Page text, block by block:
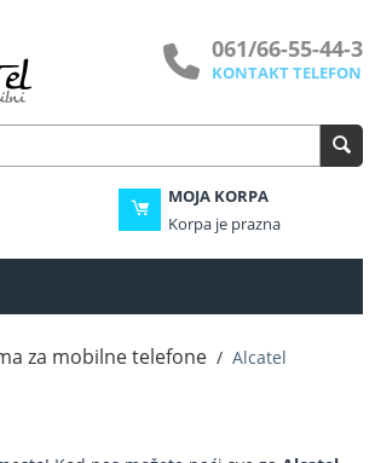
061/66-55-44-3
KONTAKT TELEFON
MOJA KORPA
Korpa je prazna
za mobilne telefone / Alcatel